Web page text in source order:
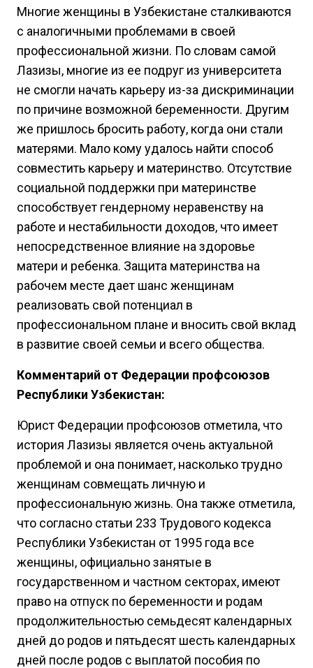
Многие женщины в Узбекистане сталкиваются
с аналогичными проблемами в своей
профессиональной жизни. По словам самой
Лазизы, многие из ее подруг из университета
не смогли начать карьеру из-за дискриминации
по причине возможной беременности. Другим
же пришлось бросить работу, когда они стали
матерями. Мало кому удалось найти способ
совместить карьеру и материнство. Отсутствие
социальной поддержки при материнстве
способствует гендерному неравенству на
работе и нестабильности доходов, что имеет
непосредственное влияние на здоровье
матери и ребенка. Защита материнства на
рабочем месте дает шанс женщинам
реализовать свой потенциал в
профессиональном плане и вносить свой вклад
в развитие своей семьи и всего общества.
Комментарий от Федерации профсоюзов
Республики Узбекистан:
Юрист Федерации профсоюзов отметила, что
история Лазизы является очень актуальной
проблемой и она понимает, насколько трудно
женщинам совмещать личную и
профессиональную жизнь. Она также отметила,
что согласно статьи 233 Трудового кодекса
Республики Узбекистан от 1995 года все
женщины, официально занятые в
государственном и частном секторах, имеют
право на отпуск по беременности и родам
продолжительностью семьдесят календарных
дней до родов и пятьдесят шесть календарных
дней после родов с выплатой пособия по